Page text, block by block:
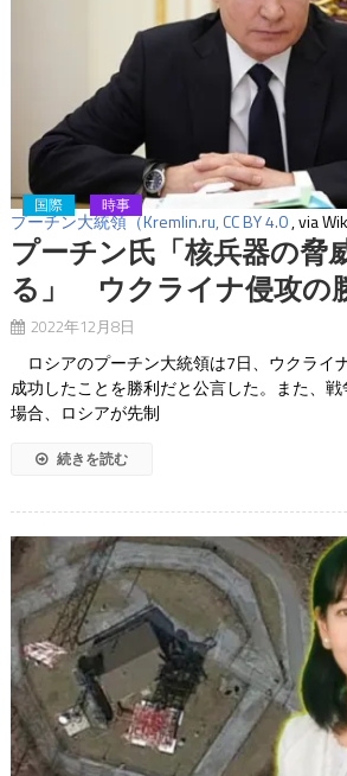
プーチン大統領（Kremlin.ru,CC BY 4.0, via
国際 時事
プーチン氏「核兵器の脅
る」 ウクライナ侵攻の
2022年12月8日
ロシアのプーチン大統領は7日、ウクライ
成功したことを勝利だと公言した。また、
場合、ロシアが先制
続きを読む